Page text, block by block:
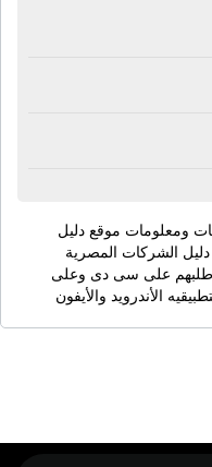
ومعلومات موقع دليل
الشركات المصرية
طلبهم على سى دى وعلى
الأندرويد والأيفون